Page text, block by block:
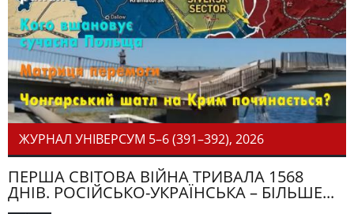
ЖУРНАЛ УНІВЕРСУМ 5–6 (391–392), 2026
ПЕРША СВІТОВА ВІЙНА ТРИВАЛА 1568
ДНІВ. РОСІЙСЬКО-УКРАЇНСЬКА – БІЛЬШЕ...